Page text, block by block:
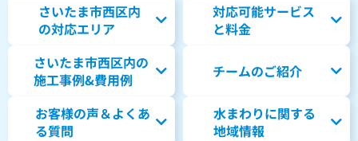
さいたま市西区内
の対応エリア
対応可能サービス
と料金
さいたま市西区内の
施工事例&費用例
チームのご紹介
お客様の声＆よくあ
る質問
水まわりに関する
地域情報